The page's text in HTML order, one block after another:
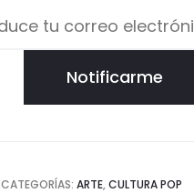
Notificarme
CATEGORÍAS: ARTE, CULTURA POP